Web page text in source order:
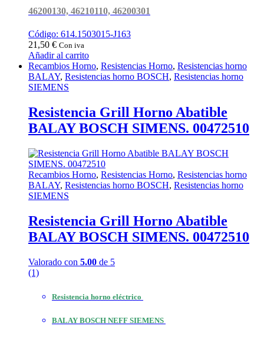
46200130, 46210110, 46200301
Código: 614.1503015-J163
21,50 € Con iva
Añadir al carrito
Recambios Horno, Resistencias Horno, Resistencias horno
BALAY, Resistencias horno BOSCH, Resistencias horno
SIEMENS
Resistencia Grill Horno Abatible
BALAY BOSCH SIMENS. 00472510
Recambios Horno, Resistencias Horno, Resistencias horno
BALAY, Resistencias horno BOSCH, Resistencias horno
SIEMENS
Resistencia Grill Horno Abatible
BALAY BOSCH SIMENS. 00472510
Valorado con 5.00 de 5
(1)
Resistencia horno eléctrico
BALAY BOSCH NEFF SIEMENS